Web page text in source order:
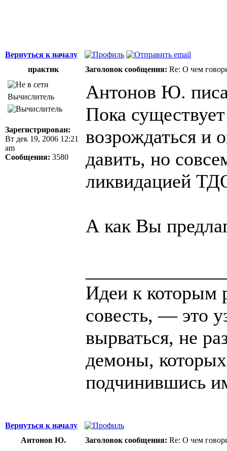
Вернуться к началу
практик
Заголовок сообщения: Re: О чем
Вычислитель
Зарегистрирован:
Вт дек 19, 2006 12:21
am
Сообщения: 3580
Антонов Ю.
Пока
возрождаться и
давить, но
ликвидацией
А как Вы
Идеи к которым
совесть, — это
вырваться, не
демоны,
подчинившись
Вернуться к началу
Антонов Ю.
Заголовок сообщения: Re: О чем